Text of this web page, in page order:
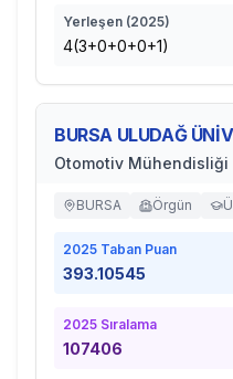
Yerleşen (2025)
4(3+0+0+0+1)
BURSA ULUDAĞ
Otomotiv Mühendisliği
BURSA Örgün
2025 Taban Puan
393.10545
2025 Sıralama
107406